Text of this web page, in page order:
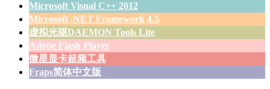
Microsoft Visual C++ 2012
Microsoft .NET Framework 4.5
虚拟光驱DAEMON Tools Lite
Adobe Flash Player
微星显卡超频工具
Fraps简体中文版